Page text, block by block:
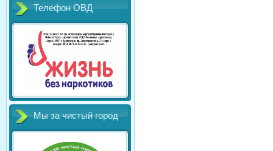
Телефон ОВД
Мы за чистый город